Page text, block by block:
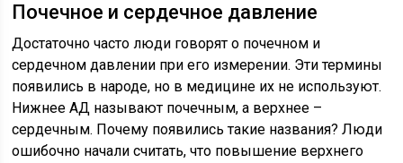
Почечное и сердечное давление
Достаточно часто люди говорят о почечном и
сердечном давлении при его измерении. Эти термины
появились в народе, но в медицине их не используют.
Нижнее АД называют почечным, а верхнее –
сердечным. Почему появились такие названия? Люди
ошибочно начали считать, что повышение верхнего